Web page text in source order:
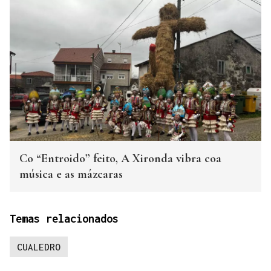
Co “Entroido” feito, A Xironda vibra coa
música e as mázcaras
Temas relacionados
CUALEDRO